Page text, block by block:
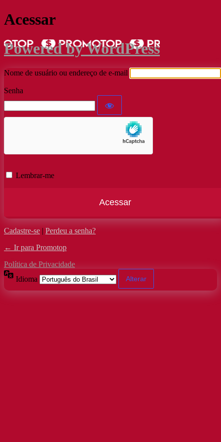
Acessar
Powered by WordPress
Nome de usuário ou endereço de e-mail
Senha
Lembrar-me
Cadastre-se | Perdeu a senha?
← Ir para Promotop
Política de Privacidade
Idioma